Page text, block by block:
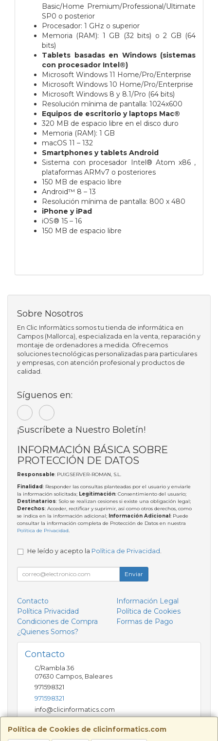
Basic/Home Premium/Professional/Ultimate
SP0 o posterior
Procesador: 1 GHz o superior
Memoria (RAM): 1 GB (32 bits) o 2 GB (64
bits)
Tablets basadas en Windows (sistemas
con procesador Intel®)
Microsoft Windows 11 Home/Pro/Enterprise
Microsoft Windows 10 Home/Pro/Enterprise
Microsoft Windows 8 y 8.1/Pro (64 bits)
Resolución mínima de pantalla: 1024x600
Equipos de escritorio y laptops Mac®
320 MB de espacio libre en el disco duro
Memoria (RAM): 1 GB
macOS 11 – 132
Smartphones y tablets Android
Sistema con procesador Intel® Atom x86 ,
plataformas ARMv7 o posteriores
150 MB de espacio libre
Android™ 8 – 13
Resolución mínima de pantalla: 800 x 480
iPhone y iPad
iOS® 15 – 16
150 MB de espacio libre
Política de Cookies de clicinformatics.com
Sobre Nosotros
En Clic Informàtics somos tu tienda de informática en
Campos (Mallorca), especializada en la venta, reparación y
montaje de ordenadores a medida. Ofrecemos
soluciones tecnológicas personalizadas para particulares
y empresas, con atención profesional y productos de
calidad.
Síguenos en:
¡Suscríbete a Nuestro Boletín!
INFORMACIÓN BÁSICA SOBRE
PROTECCIÓN DE DATOS
Responsable: PUIGSERVER-ROMAN, S.L.
Finalidad: Responder las consultas planteadas por el usuario y enviarle
la información solicitada; Legitimación: Consentimiento del usuario;
Destinatarios: Solo se realizan cesiones si existe una obligación legal;
Derechos: Acceder, rectificar y suprimir, así como otros derechos, como
se indica en la información adicional; Información Adicional: Puede
consultar la información completa de Protección de Datos en nuestra
Política de Privacidad.
He leído y acepto la Política de Privacidad
Enviar
Contacto
Información Legal
Política Privacidad
Política de Cookies
Condiciones de Compra
Formas de Pago
¿Quienes Somos?
Contacto
C/Rambla 36
07630 Campos Baleares
971598321
971598321
info@clicinformatics.com